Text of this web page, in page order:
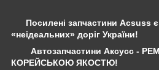
Посилені запчастини Acsuss
«неідеальних» доріг України!
Автозапчастини Аксусс -
КОРЕЙСЬКОЮ ЯКОСТЮ!